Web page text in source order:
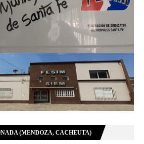
(MENDOZA, CACHEUTA)